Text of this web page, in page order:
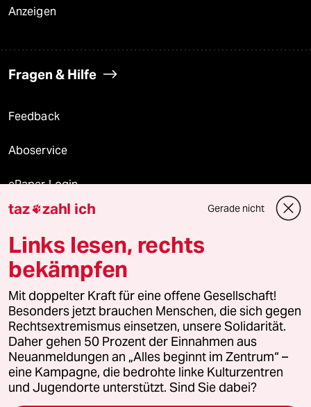
Anzeigen
Fragen & Hilfe
Feedback
Aboservice
ePaper Login
Downloads für Abonnierende
© 2026 taz Verlags und Vertriebs GmbH
Alle Rechte vorbehalten. Bei rechtlichen Fragen oder für Genehmigungen
wenden Sie sich bitte an
lizenzen@taz.de
Feedback Redaktionsstatut Kommune-Richtlinien
Leitlinie Informant Datenschutz Impressum AGB
taz zahl ich Gerade nicht
Links lesen, rechts
bekämpfen
Mit doppelter Kraft für eine offene Gesellschaft!
Besonders jetzt brauchen Menschen, die sich gegen
Rechtsextremismus einsetzen, unsere Solidarität.
Daher gehen 50 Prozent der Einnahmen aus
Neuanmeldungen an „Alles beginnt im Zentrum“ –
eine Kampagne, die bedrohte linke Kulturzentren
und Jugendorte unterstützt. Sind Sie dabei?